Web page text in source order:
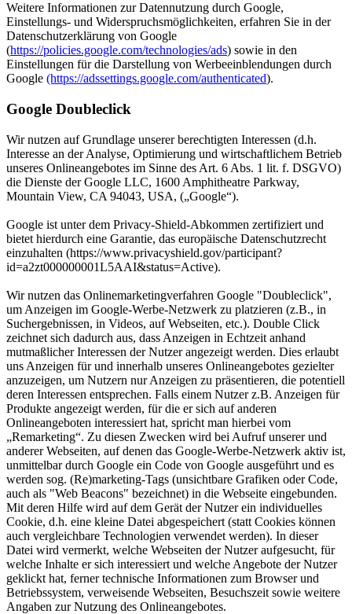
Weitere Informationen zur Datennutzung durch Google,
Einstellungs- und Widerspruchsmöglichkeiten, erfahren Sie in der
Datenschutzerklärung von Google
(https://policies.google.com/technologies/ads) sowie in den
Einstellungen für die Darstellung von Werbeeinblendungen durch
Google (https://adssettings.google.com/authenticated).
Google Doubleclick
Wir nutzen auf Grundlage unserer berechtigten Interessen (d.h.
Interesse an der Analyse, Optimierung und wirtschaftlichem Betrieb
unseres Onlineangebotes im Sinne des Art. 6 Abs. 1 lit. f. DSGVO)
die Dienste der Google LLC, 1600 Amphitheatre Parkway,
Mountain View, CA 94043, USA, („Google“).
Google ist unter dem Privacy-Shield-Abkommen zertifiziert und
bietet hierdurch eine Garantie, das europäische Datenschutzrecht
einzuhalten (https://www.privacyshield.gov/participant?
id=a2zt000000001L5AAI&status=Active).
Wir nutzen das Onlinemarketingverfahren Google "Doubleclick",
um Anzeigen im Google-Werbe-Netzwerk zu platzieren (z.B., in
Suchergebnissen, in Videos, auf Webseiten, etc.). Double Click
zeichnet sich dadurch aus, dass Anzeigen in Echtzeit anhand
mutmaßlicher Interessen der Nutzer angezeigt werden. Dies erlaubt
uns Anzeigen für und innerhalb unseres Onlineangebotes gezielter
anzuzeigen, um Nutzern nur Anzeigen zu präsentieren, die potentiell
deren Interessen entsprechen. Falls einem Nutzer z.B. Anzeigen für
Produkte angezeigt werden, für die er sich auf anderen
Onlineangeboten interessiert hat, spricht man hierbei vom
„Remarketing“. Zu diesen Zwecken wird bei Aufruf unserer und
anderer Webseiten, auf denen das Google-Werbe-Netzwerk aktiv ist,
unmittelbar durch Google ein Code von Google ausgeführt und es
werden sog. (Re)marketing-Tags (unsichtbare Grafiken oder Code,
auch als "Web Beacons" bezeichnet) in die Webseite eingebunden.
Mit deren Hilfe wird auf dem Gerät der Nutzer ein individuelles
Cookie, d.h. eine kleine Datei abgespeichert (statt Cookies können
auch vergleichbare Technologien verwendet werden). In dieser
Datei wird vermerkt, welche Webseiten der Nutzer aufgesucht, für
welche Inhalte er sich interessiert und welche Angebote der Nutzer
geklickt hat, ferner technische Informationen zum Browser und
Betriebssystem, verweisende Webseiten, Besuchszeit sowie weitere
Angaben zur Nutzung des Onlineangebotes.